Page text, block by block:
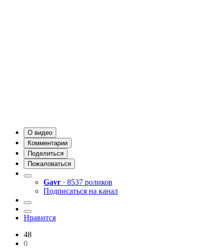
О видео
Комментарии
Поделиться
Пожаловаться
Gavr · 8537 роликов
Подписаться на канал
Нравится
48
0